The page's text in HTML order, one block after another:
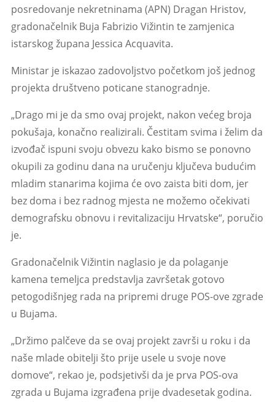
posredovanje nekretninama (APN) Dragan Hristov,
gradonačelnik Buja Fabrizio Vižintin te zamjenica
istarskog župana Jessica Acquavita.
Ministar je iskazao zadovoljstvo početkom još jednog
projekta društveno poticane stanogradnje.
„Drago mi je da smo ovaj projekt, nakon većeg broja
pokušaja, konačno realizirali. Čestitam svima i želim da
izvođač ispuni svoju obvezu kako bismo se ponovno
okupili za godinu dana na uručenju ključeva budućim
mladim stanarima kojima će ovo zaista biti dom, jer
bez doma i bez radnog mjesta ne možemo očekivati
demografsku obnovu i revitalizaciju Hrvatske“, poručio
je.
Gradonačelnik Vižintin naglasio je da polaganje
kamena temeljca predstavlja završetak gotovo
petogodišnjeg rada na pripremi druge POS-ove zgrade
u Bujama.
„Držimo palčeve da se ovaj projekt završi u roku i da
naše mlade obitelji što prije usele u svoje nove
domove“, rekao je, podsjetivši da je prva POS-ova
zgrada u Bujama izgrađena prije dvadesetak godina.